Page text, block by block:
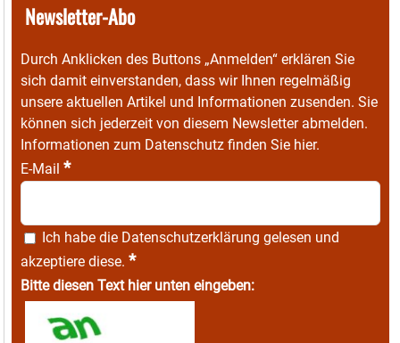
Newsletter-Abo
Durch Anklicken des Buttons „Anmelden“ erklären Sie
sich damit einverstanden, dass wir Ihnen regelmäßig
unsere aktuellen Artikel und Informationen zusenden. Sie
können sich jederzeit von diesem Newsletter abmelden.
Informationen zum Datenschutz finden Sie hier.
E-Mail *
Ich habe die Datenschutzerklärung gelesen und
akzeptiere diese. *
Bitte diesen Text hier unten eingeben: